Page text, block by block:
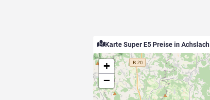
Karte Super E5 Preise in Achslach
+
−